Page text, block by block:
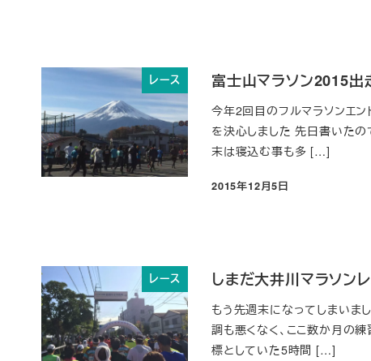
レース 富士山マラソン2015
今年2回目のフルマラソンエン
を決心しました 先日書いたの
末は寝込む事も多 […]
投稿日
2015年12月5日
レース しまだ大井川マラソン
もう先週末になってしまいま
調も悪くなく、ここ数か月の
標としていた5時間 […]